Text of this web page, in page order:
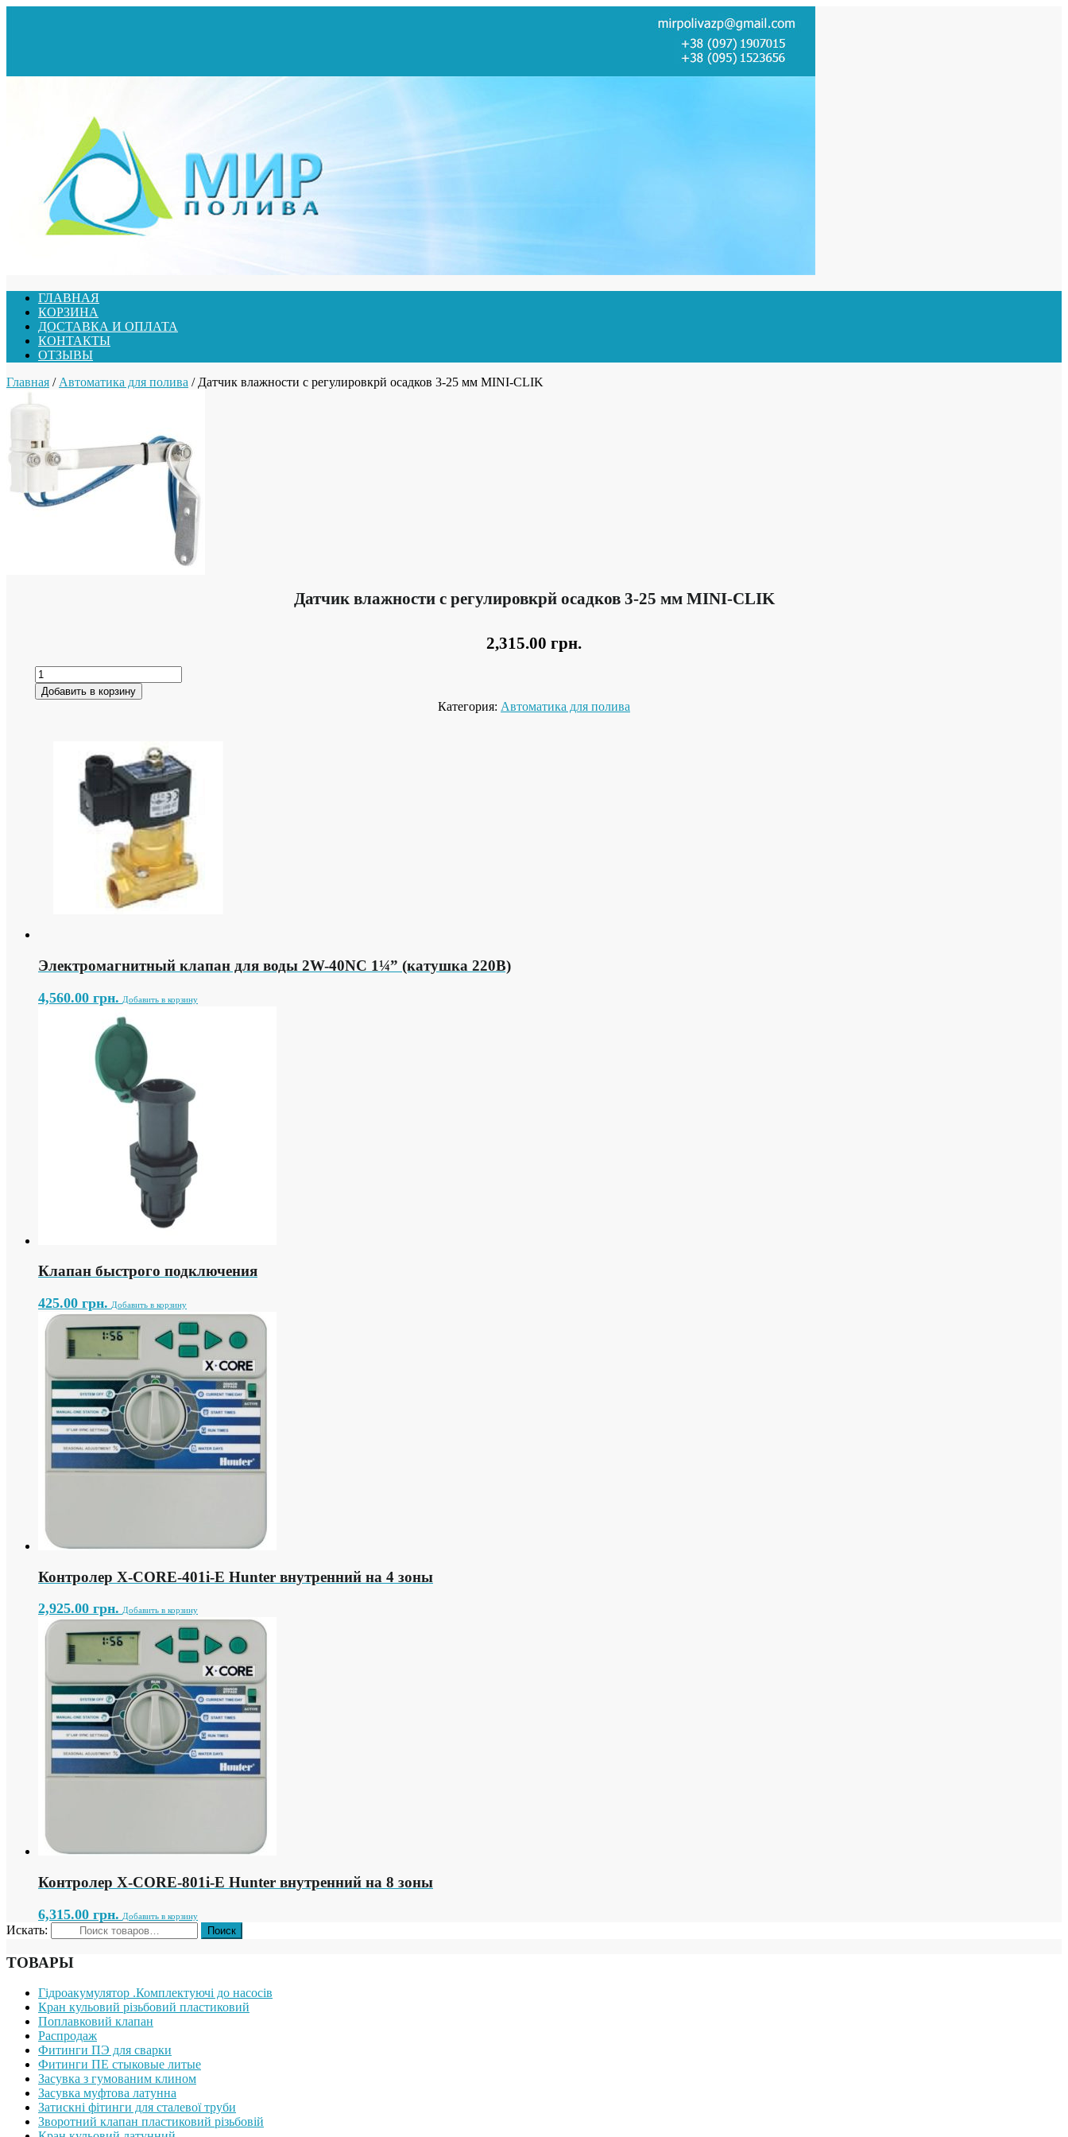
ГЛАВНАЯ
КОРЗИНА
ДОСТАВКА И ОПЛАТА
КОНТАКТЫ
ОТЗЫВЫ
Главная / Автоматика для полива / Датчик влажности с регулировкрй осадков 3-25 мм MINI-CLIK
Датчик влажности с регулировкрй осадков 3-25 мм MINI-CLIK
2,315.00 грн.
Добавить в корзину
Категория: Автоматика для полива
Электромагнитный клапан для воды 2W-40NC 1¼” (катушка 220В)
4,560.00 грн. Добавить в корзину
Клапан быстрого подключения
425.00 грн. Добавить в корзину
Контролер X-СORE-401i-E Hunter внутренний на 4 зоны
2,925.00 грн. Добавить в корзину
Контролер X-СORE-801i-E Hunter внутренний на 8 зоны
6,315.00 грн. Добавить в корзину
Искать:
ТОВАРЫ
Гідроакумулятор .Комплектуючі до насосів
Кран кульовий різьбовий пластиковий
Поплавковий клапан
Распродаж
Фитинги ПЭ для сварки
Фитинги ПЕ стыковые литые
Засувка з гумованим клином
Засувка муфтова латунна
Затискні фітинги для сталевої труби
Зворотний клапан пластиковий різьбовій